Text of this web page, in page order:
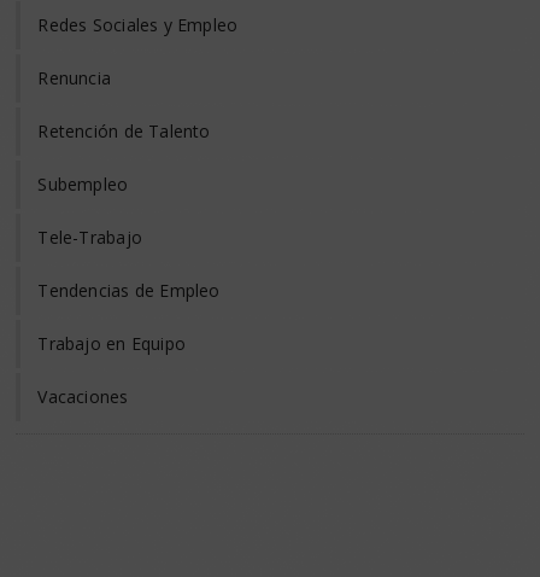
Redes Sociales y Empleo
Renuncia
Retención de Talento
Subempleo
Tele-Trabajo
Tendencias de Empleo
Trabajo en Equipo
Vacaciones